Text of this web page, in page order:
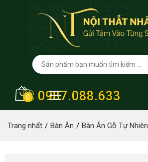
0987.088.633
0
Trang nhất Bàn Ăn Bàn Ăn Gỗ Tự Nhiên